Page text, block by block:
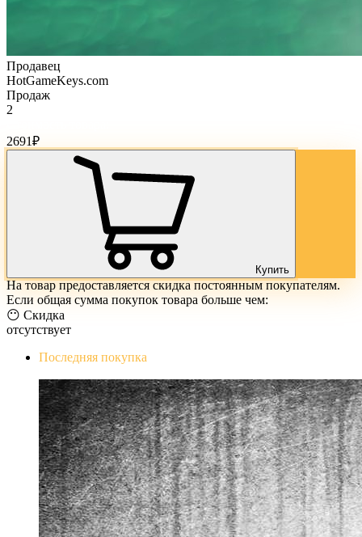
Продавец
HotGameKeys.com
Продаж
2
2691₽
Купить
На товар предоставляется скидка постоянным покупателям.
Если общая сумма покупок товара больше чем:
😶 Скидка
отсутствует
Последняя покупка